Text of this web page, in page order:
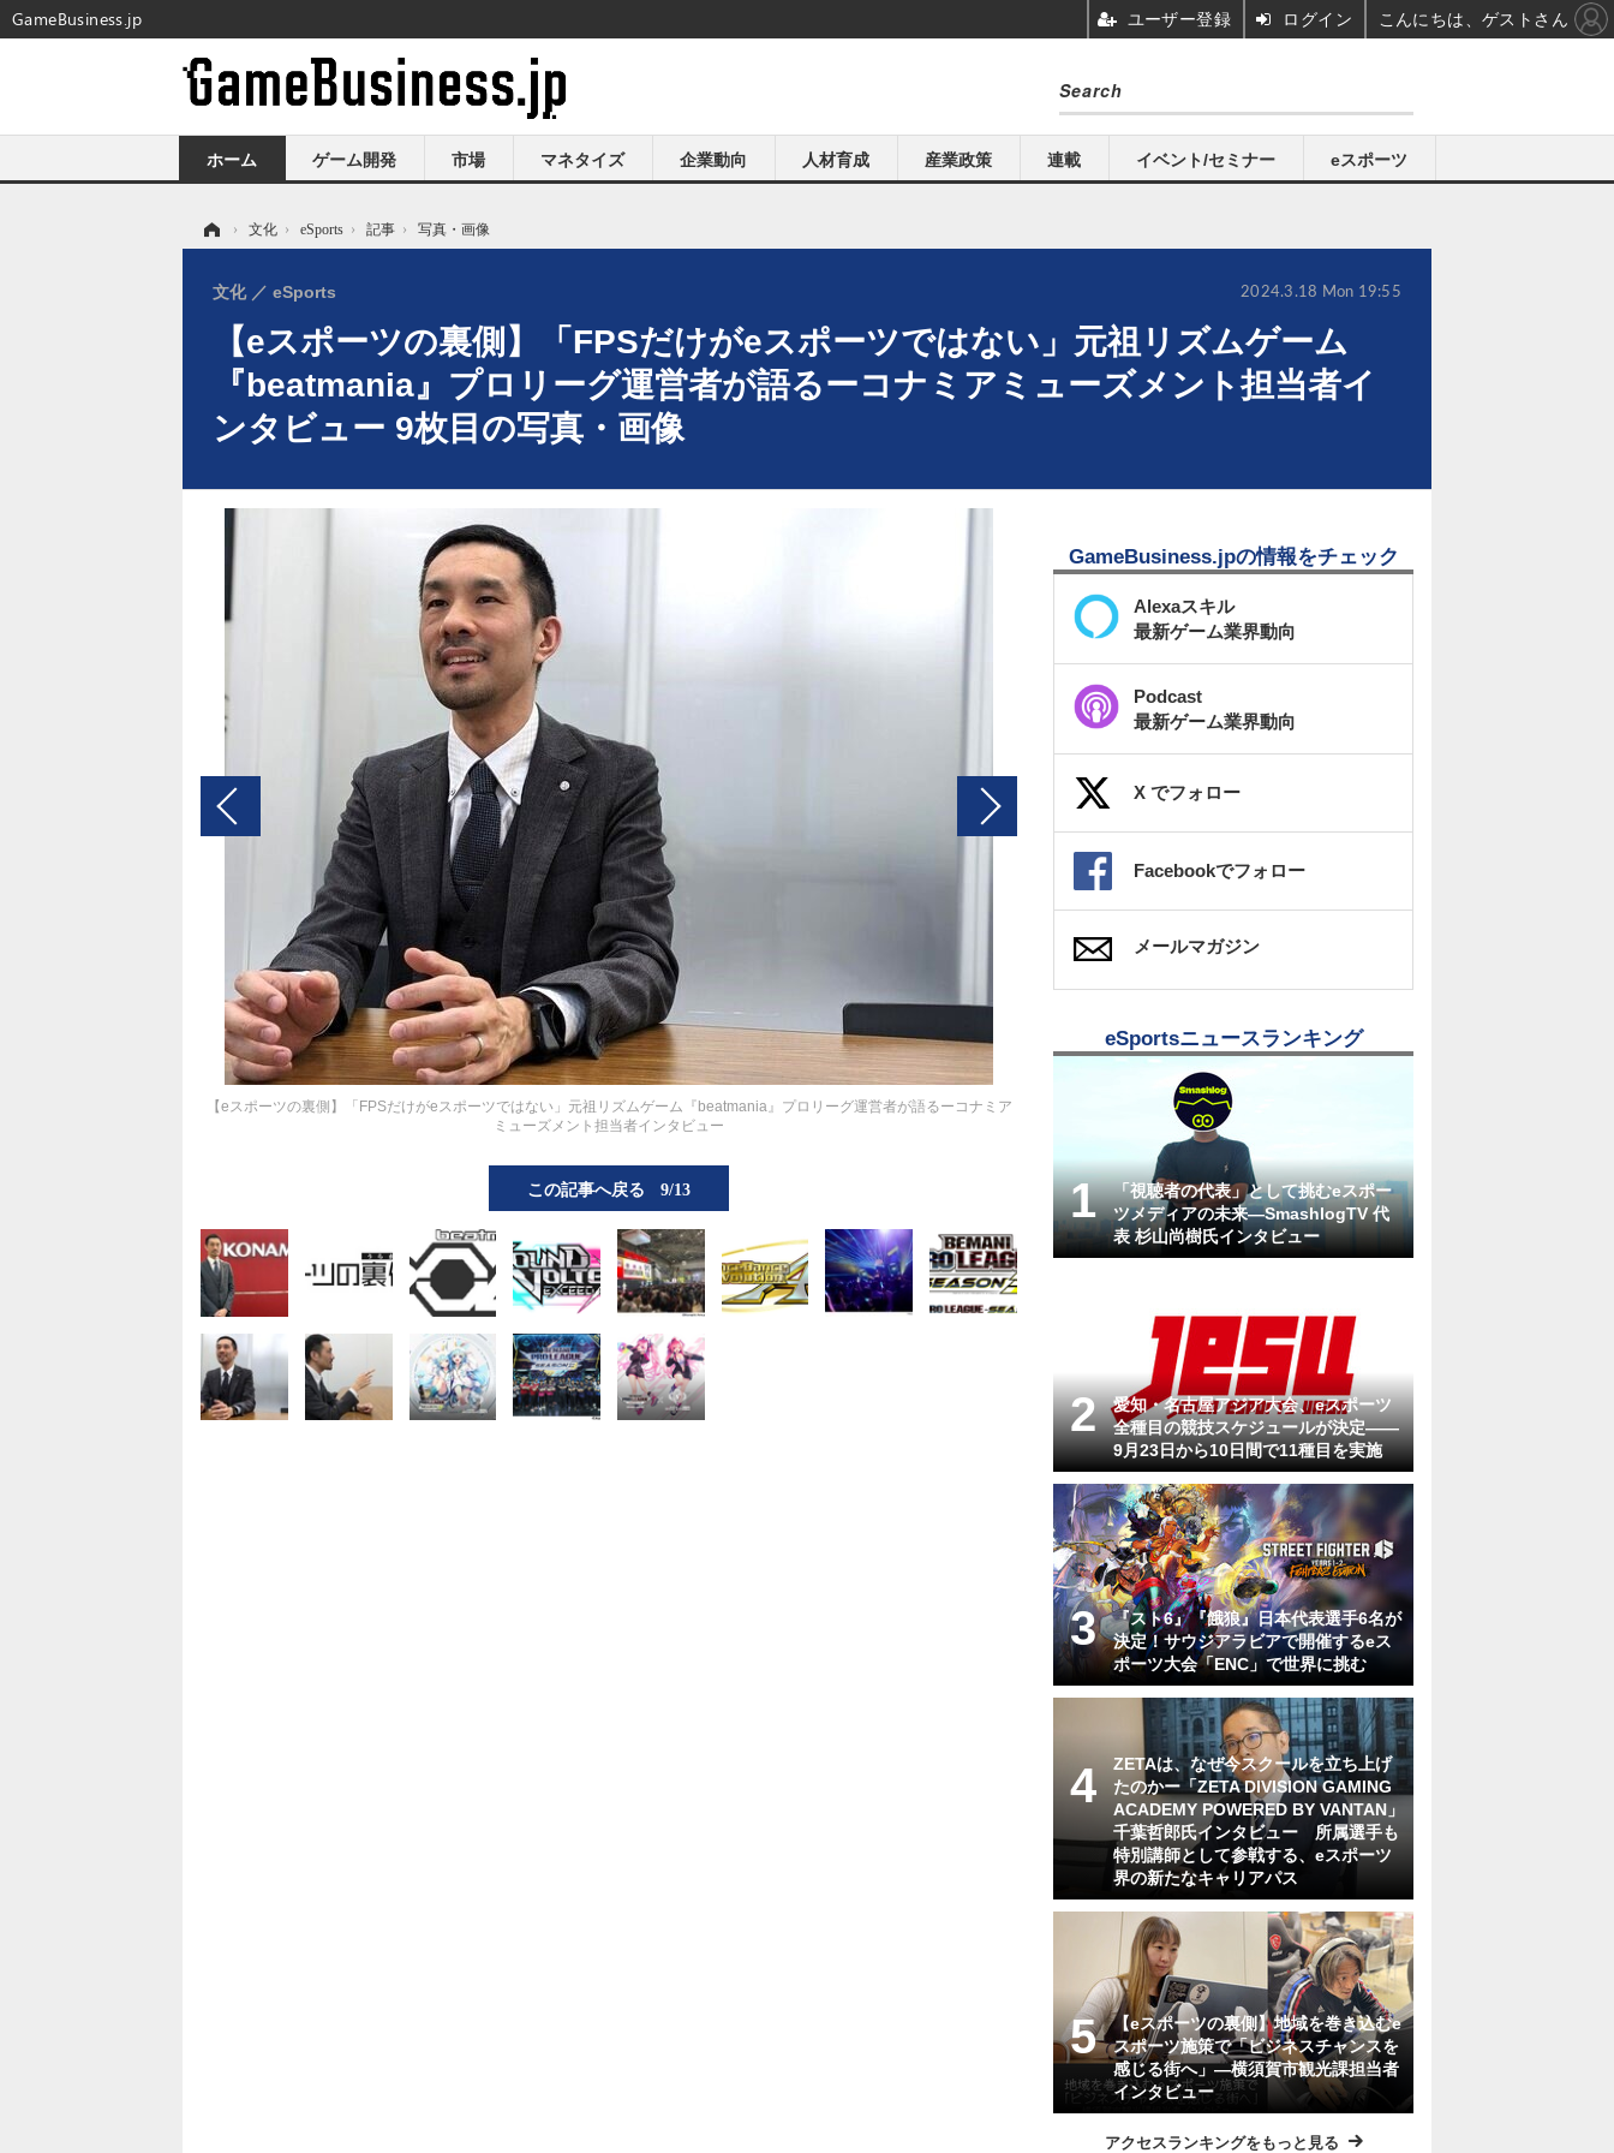
ホーム ゲーム開発 市場 マネタイズ 企業動向 人材育成 産業政策 連載 イベント/セミナー eスポーツ
› 文化 › eSports › 記事 › 写真・画像
【eスポーツの裏側】「FPSだけがeスポーツではない」元祖リズムゲーム
『beatmania』プロリーグ運営者が語るーコナミアミューズメント担当者イ
ンタビュー 9枚目の写真・画像
文化 eSports 2024.3.18 Mon 19:55
【eスポーツの裏側】「FPSだけがeスポーツではない」元祖リズムゲーム『beatmania』プロリーグ運営者が語るーコナミア
ミューズメント担当者インタビュー
この記事へ戻る 9/13
GameBusiness.jpの情報をチェック
Alexaスキル
最新ゲーム業界動向
Podcast
最新ゲーム業界動向
X でフォロー
Facebookでフォロー
メールマガジン
eSportsニュースランキング
「視聴者の代表」として挑むeスポー
ツメディアの未来―SmashlogTV 代
表 杉山尚樹氏インタビュー
愛知・名古屋アジア大会、eスポーツ
全種目の競技スケジュールが決定——
9月23日から10日間で11種目を実施
『スト6』『餓狼』日本代表選手6名が
決定！サウジアラビアで開催するeス
ポーツ大会「ENC」で世界に挑む
ZETAは、なぜ今スクールを立ち上げ
たのかー「ZETA DIVISION GAMING
ACADEMY POWERED BY VANTAN」
千葉哲郎氏インタビュー 所属選手も
特別講師として参戦する、eスポーツ
界の新たなキャリアパス
【eスポーツの裏側】地域を巻き込むe
スポーツ施策で「ビジネスチャンスを
感じる街へ」―横須賀市観光課担当者
インタビュー
アクセスランキングをもっと見る
GameBusiness.jp ユーザー登録 ログイン こんにちは、ゲストさん